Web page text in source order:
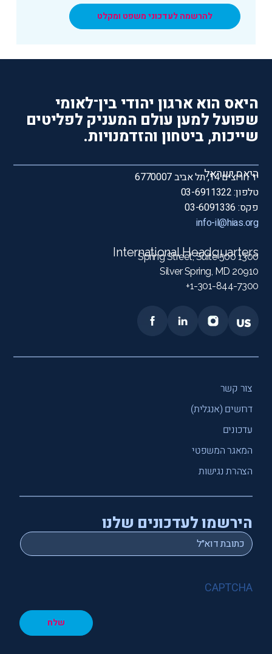
להרשמה לעדכוני משפט ומקלט
היאס הוא ארגון יהודי בין־לאומי
שפועל למען עולם המעניק לפליטים
שייכות, ביטחון והזדמנויות.
היאס ישראל
יד חרוצים 14, תל אביב 6770007
טלפון: 03-6911322
פקס: 03-6091336
info-il@hias.org
International Headquarters
1300 Spring Street, Suite 500
Silver Spring, MD 20910
1-301-844-7300+
צור קשר
דרושים (אנגלית)
עדכונים
המאגר המשפטי
הצהרת נגישות
הירשמו לעדכונים שלנו
Email
*
CAPTCHA
שלח